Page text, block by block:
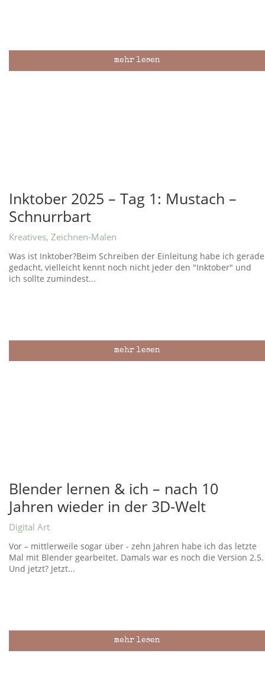
mehr lesen
Inktober 2025 – Tag 1: Mustach –
Schnurrbart
Kreatives, Zeichnen-Malen
Was ist Inktober?Beim Schreiben der Einleitung habe ich gerade
gedacht, vielleicht kennt noch nicht jeder den "Inktober" und
ich sollte zumindest...
mehr lesen
Blender lernen & ich – nach 10
Jahren wieder in der 3D-Welt
Digital Art
Vor – mittlerweile sogar über - zehn Jahren habe ich das letzte
Mal mit Blender gearbeitet. Damals war es noch die Version 2.5.
Und jetzt? Jetzt...
mehr lesen